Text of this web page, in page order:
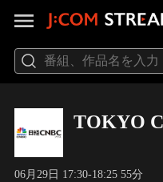
TOKYO
06月29日 17:30-18:25 55分